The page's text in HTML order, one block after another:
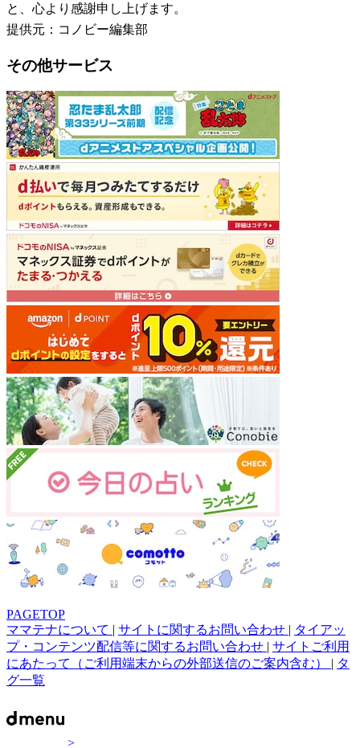
と、心より感謝申し上げます。
提供元：コノビー編集部
その他サービス
PAGETOP
ママテナについて | サイトに関するお問い合わせ | タイアッ
プ・コンテンツ配信等に関するお問い合わせ | サイトご利用
にあたって（ご利用端末からの外部送信のご案内含む） | タ
グ一覧
>